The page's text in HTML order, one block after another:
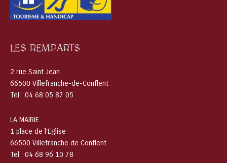
LES REMPARTS
2 rue Saint Jean
66500 Villefranche-de-Conflent
Tel : 04 68 05 87 05
LA MAIRIE
1 place de l’Eglise
66500 Villefranche de Conflent
Tel : 04 68 96 10 78